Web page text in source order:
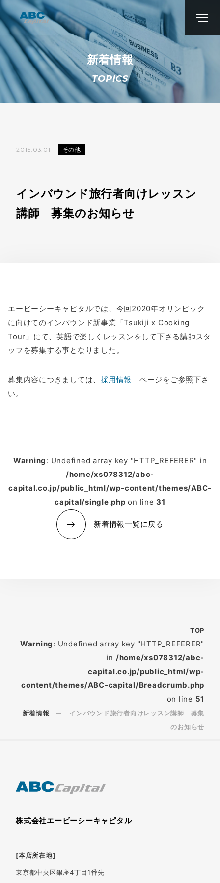
新着情報
TOPICS
TOP
Warning: Undefined array key "HTTP_REFERER"
in /home/xs078312/abc-
capital.co.jp/public_html/wp-
content/themes/ABC-capital/Breadcrumb.php
on line 51
新着情報
インバウンド旅行者向けレッスン講師 募集
のお知らせ
2016.03.01 その他
インバウンド旅行者向けレッスン
講師 募集のお知らせ
エービーシーキャピタルでは、今回2020年オリンピック
に向けてのインバウンド新事業「Tsukiji x Cooking
Tour」にて、英語で楽しくレッスンをして下さる講師スタ
ッフを募集する事となりました。
募集内容につきましては、 採用情報 ページをご参照下さ
い。
Warning: Undefined array key "HTTP_REFERER" in
/home/xs078312/abc-
capital.co.jp/public_html/wp-content/themes/ABC-
capital/single.php on line 31
新着情報一覧に戻る
株式会社エービーシーキャピタル
[本店所在地]
東京都中央区銀座4丁目1番先